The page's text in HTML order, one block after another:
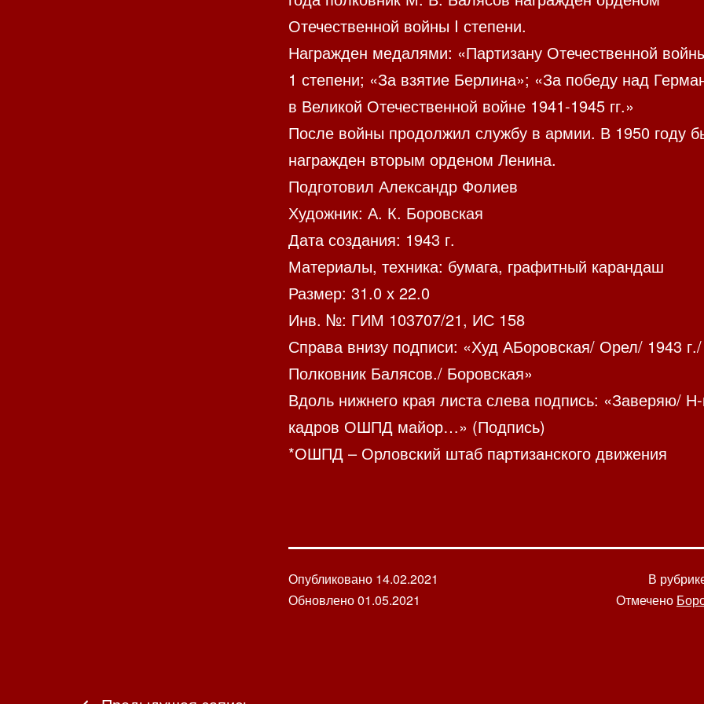
Отечественной войны I степени.
Награжден медалями: «Партизану Отечественной
1 степени; «За взятие Берлина»; «За победу над
в Великой Отечественной войне 1941-1945 гг.»
После войны продолжил службу в армии. В 1950 году
награжден вторым орденом Ленина.
Подготовил Александр Фолиев
Художник: А. К. Боровская
Дата создания: 1943 г.
Материалы, техника: бумага, графитный карандаш
Размер: 31.0 х 22.0
Инв. №: ГИМ 103707/21, ИС 158
Справа внизу подписи: «Худ АБоровская/ Орел/ 1943 г./
Полковник Балясов./ Боровская»
Вдоль нижнего края листа слева подпись: «Заверяю/
кадров ОШПД майор…» (Подпись)
*ОШПД – Орловский штаб партизанского движения
Опубликовано 14.02.2021
Обновлено01.05.2021
В
Отмечено